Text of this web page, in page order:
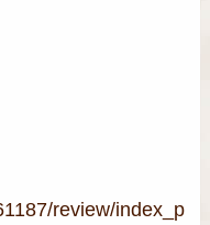
review/index_p